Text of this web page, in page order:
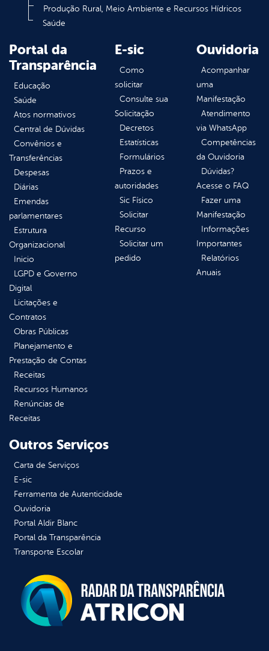
Produção Rural, Meio Ambiente e Recursos Hídricos
Saúde
Portal da
Transparência
Educação
Saúde
Atos normativos
Central de Dúvidas
Convênios e
Transferências
Despesas
Diárias
Emendas
parlamentares
Estrutura
Organizacional
Inicio
LGPD e Governo
Digital
Licitações e
Contratos
Obras Públicas
Planejamento e
Prestação de Contas
Receitas
Recursos Humanos
Renúncias de
Receitas
E-sic
Como
solicitar
Consulte sua
Solicitação
Decretos
Estatísticas
Formulários
Prazos e
autoridades
Sic Físico
Solicitar
Recurso
Solicitar um
pedido
Ouvidoria
Acompanhar
uma
Manifestação
Atendimento
via WhatsApp
Competências
da Ouvidoria
Dúvidas?
Acesse o FAQ
Fazer uma
Manifestação
Informações
Importantes
Relatórios
Anuais
Outros Serviços
Carta de Serviços
E-sic
Ferramenta de Autenticidade
Ouvidoria
Portal Aldir Blanc
Portal da Transparência
Transporte Escolar